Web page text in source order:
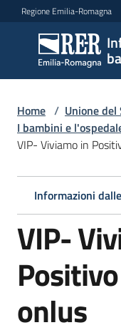
Vai al contenuto
Vai alla navigazione
Vai al footer
Regione Emilia-Romagna
e
Centri
per
famiglie
Home / Unione del
I bambini e
VIP- Viviamo in
Informazioni
VIP-
onlus